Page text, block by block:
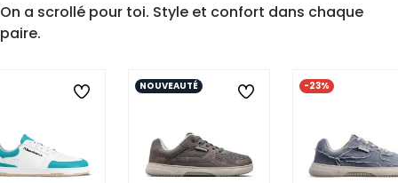
On a scrollé pour toi. Style et confort dans chaque
paire.
NOUVEAUTÉ -23%